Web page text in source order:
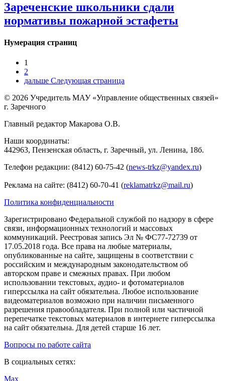
Зареченские школьники сдали
нормативы пожарной эстафеты
Нумерация страниц
1
2
дальше Следующая страница
© 2026 Учредитель МАУ «Управление общественных связей»
г. Заречного
Главный редактор Макарова О.В.
Наши координаты:
442963, Пензенская область, г. Заречный, ул. Ленина, 18б.
Телефон редакции: (8412) 60-75-42 (news-trkz@yandex.ru)
Реклама на сайте: (8412) 60-70-41 (reklamatrkz@mail.ru)
Политика конфиденциальности
Зарегистрировано Федеральной службой по надзору в сфере
связи, информационных технологий и массовых
коммуникаций. Реестровая запись Эл № ФС77-72739 от
17.05.2018 года. Все права на любые материалы,
опубликованные на сайте, защищены в соответствии с
российским и международным законодательством об
авторском праве и смежных правах. При любом
использовании текстовых, аудио- и фотоматериалов
гиперссылка на сайт обязательна. Любое использование
видеоматериалов возможно при наличии письменного
разрешения правообладателя. При полной или частичной
перепечатке текстовых материалов в интернете гиперссылка
на сайт обязательна. Для детей старше 16 лет.
Вопросы по работе сайта
В социальных сетях:
Max